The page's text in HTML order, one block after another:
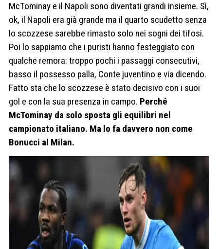
McTominay e il Napoli sono diventati grandi insieme. Sì,
ok, il Napoli era già grande ma il quarto scudetto senza
lo scozzese sarebbe rimasto solo nei sogni dei tifosi.
Poi lo sappiamo che i puristi hanno festeggiato con
qualche remora: troppo pochi i passaggi consecutivi,
basso il possesso palla, Conte juventino e via dicendo.
Fatto sta che lo scozzese è stato decisivo con i suoi
gol e con la sua presenza in campo. Perché
McTominay da solo sposta gli equilibri nel
campionato italiano. Ma lo fa davvero non come
Bonucci al Milan.